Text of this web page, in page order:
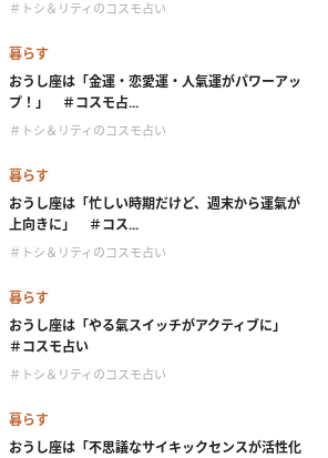
＃トシ＆リティのコスモ占い
暮らす
おうし座は「金運・恋愛運・人氣運がパワーアッ
プ！」 ＃コスモ占...
＃トシ＆リティのコスモ占い
暮らす
おうし座は「忙しい時期だけど、週末から運氣が
上向きに」 ＃コス...
＃トシ＆リティのコスモ占い
暮らす
おうし座は「やる氣スイッチがアクティブに」
＃コスモ占い
＃トシ＆リティのコスモ占い
暮らす
おうし座は「不思議なサイキックセンスが活性化